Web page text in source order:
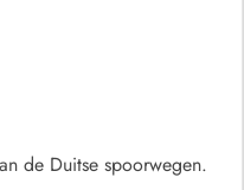
de Duitse spoorwegen.